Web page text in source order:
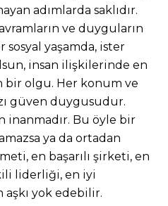
adımlarda saklıdır.
ve duyguların
sosyal yaşamda, ister
insan ilişkilerinde en
olgu. Her konum ve
güven duygusudur.
inanmadır. Bu öyle bir
ya da ortadan
en başarılı şirketi, en
liderliği, en iyi
aşkı yok edebilir.